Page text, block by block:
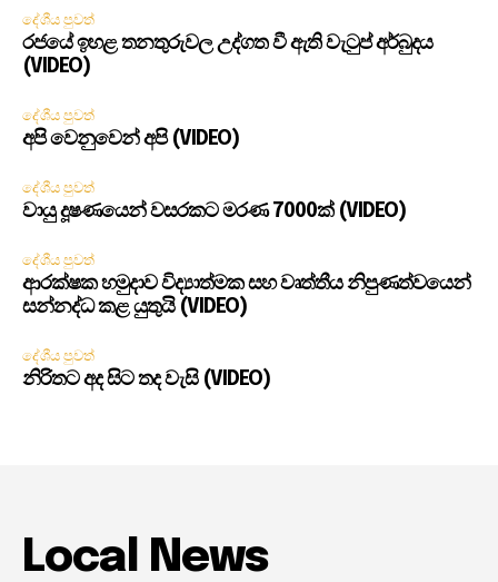
දේශීය පුවත්
රජයේ ඉහළ තනතුරුවල උද්ගත වී ඇති වැටුප් අර්බුදය
(VIDEO)
දේශීය පුවත්
අපි වෙනුවෙන් අපි (VIDEO)
දේශීය පුවත්
වායු දූෂණයෙන් වසරකට මරණ 7000ක් (VIDEO)
දේශීය පුවත්
ආරක්ෂක හමුදාව විද්‍යාත්මක සහ වෘත්තීය නිපුණත්වයෙන්
සන්නද්ධ කළ යුතුයි (VIDEO)
දේශීය පුවත්
නිරිතට අද සිට තද වැසි (VIDEO)
Local News